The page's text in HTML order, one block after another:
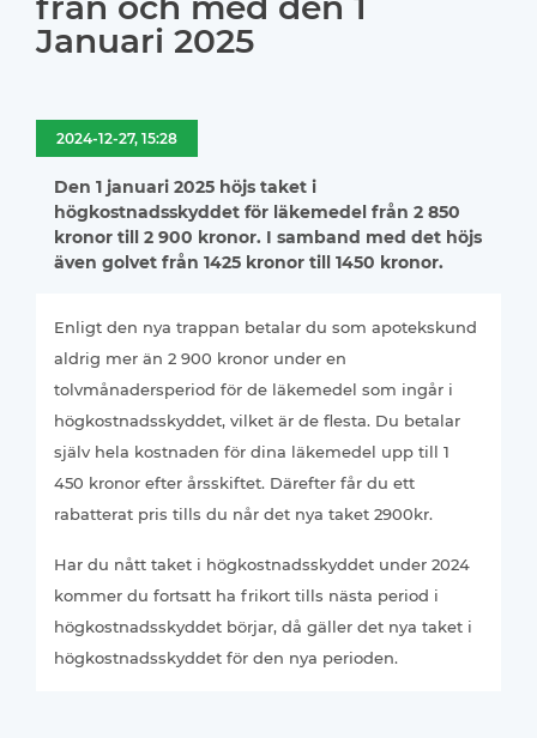
Januari 2025
2024-12-27, 15:28
Den 1 januari 2025 höjs taket i
högkostnadsskyddet för läkemedel från 2 850
kronor till 2 900 kronor. I samband med det höjs
även golvet från 1425 kronor till 1450 kronor.
Enligt den nya trappan betalar du som apotekskund
aldrig mer än 2 900 kronor under en
tolvmånadersperiod för de läkemedel som ingår i
högkostnadsskyddet, vilket är de flesta. Du betalar
själv hela kostnaden för dina läkemedel upp till 1
450 kronor efter årsskiftet. Därefter får du ett
rabatterat pris tills du når det nya taket 2900kr.
Har du nått taket i högkostnadsskyddet under 2024
kommer du fortsatt ha frikort tills nästa period i
högkostnadsskyddet börjar, då gäller det nya taket i
högkostnadsskyddet för den nya perioden.